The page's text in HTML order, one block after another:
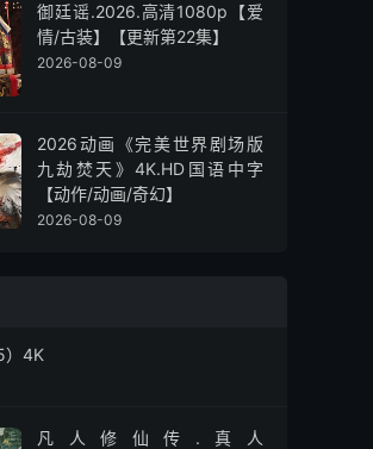
御廷谣.2026.高清1080p【爱
情/古装】【更新第22集】
2026-08-09
2026动画《完美世界剧场版
九劫焚天》4K.HD国语中字
【动作/动画/奇幻】
2026-08-09
）4K
凡人修仙传.真人